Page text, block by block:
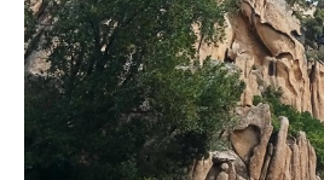
ARRAMPICATA
CICLOESCURSIONISMO
TORRENTISMO